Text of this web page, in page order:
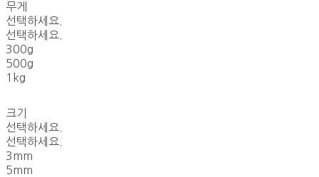
무게
선택하세요.
선택하세요.
300g
500g
1kg
크기
선택하세요.
선택하세요.
3mm
5mm